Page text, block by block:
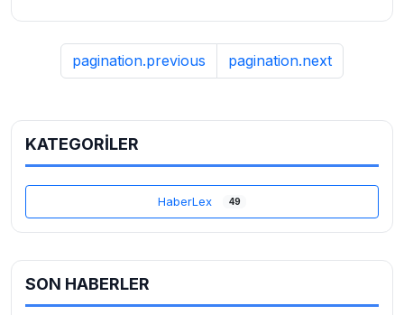
pagination.previous pagination.next
KATEGORİLER
HaberLex 49
SON HABERLER